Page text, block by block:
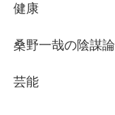
健康
桑野一哉の陰謀論
芸能